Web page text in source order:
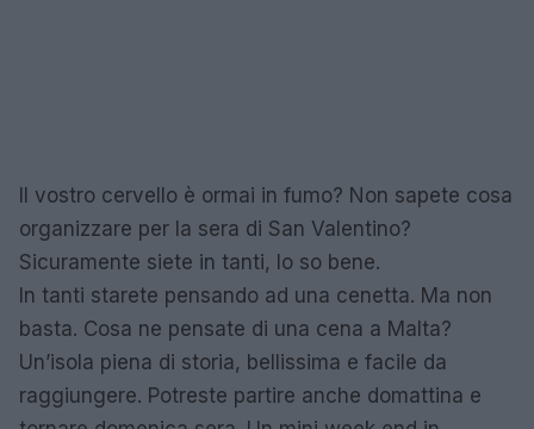
Il vostro cervello è ormai in fumo? Non sapete cosa
organizzare per la sera di San Valentino?
Sicuramente siete in tanti, lo so bene.
In tanti starete pensando ad una cenetta. Ma non
basta. Cosa ne pensate di una cena a Malta?
Un’isola piena di storia, bellissima e facile da
raggiungere. Potreste partire anche domattina e